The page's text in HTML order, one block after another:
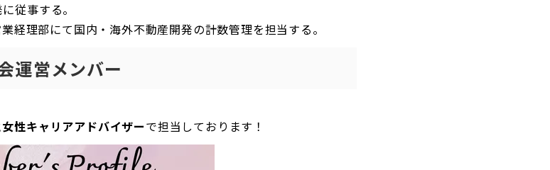
従事する。
経理部にて国内・海外不動産開発の計数管理を担当する。
運営メンバー
性キャリアアドバイザーで担当しております！